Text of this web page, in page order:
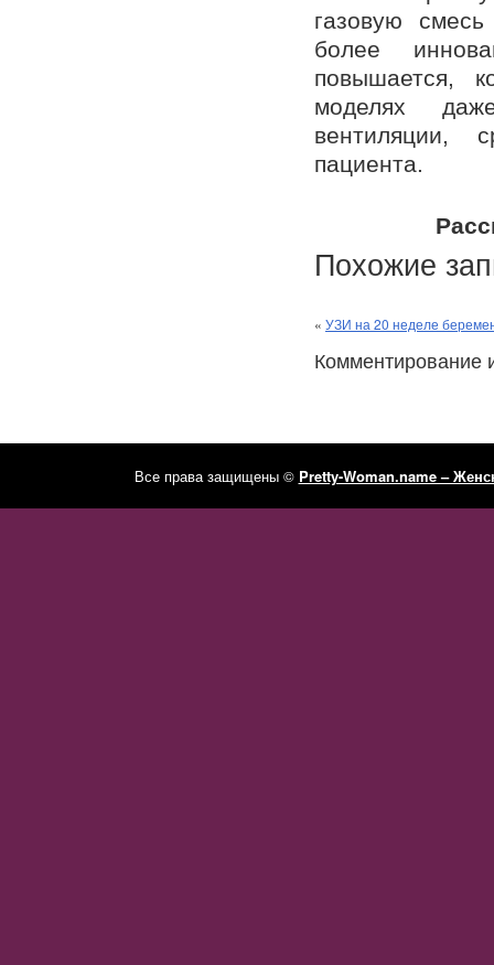
газовую
более
повышается,
моделях
вентиляции,
пациента.
Похожие
« УЗИ на 20 неделе
Комментирование
Все права защищены © Pretty-Woman.name –